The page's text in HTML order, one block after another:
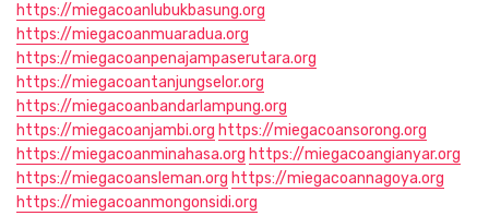
https://miegacoanlubukbasung.org
https://miegacoanmuaradua.org
https://miegacoanpenajampaserutara.org
https://miegacoantanjungselor.org
https://miegacoanbandarlampung.org
https://miegacoanjambi.org https://miegacoansorong.org
https://miegacoanminahasa.org https://miegacoangianyar.org
https://miegacoansleman.org https://miegacoannagoya.org
https://miegacoanmongonsidi.org